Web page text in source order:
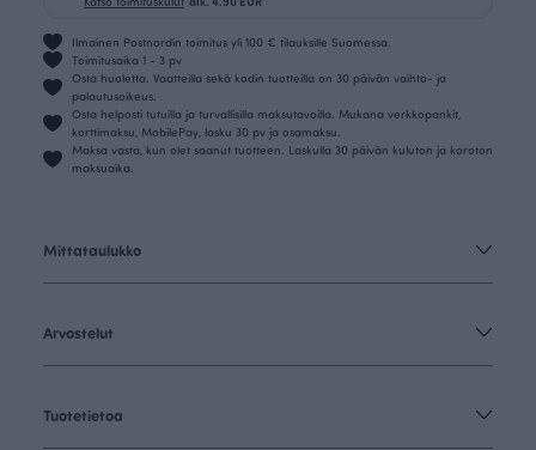
Ilmainen Postnordin toimitus yli 100 € tilauksille Suomessa.
Toimitusaika 1 - 3 pv
Osta huoletta. Vaatteilla sekä kodin tuotteilla on 30 päivän vaihto- ja
palautusoikeus.
Osta helposti tutuilla ja turvallisilla maksutavoilla. Mukana verkkopankit,
korttimaksu, MobilePay, lasku 30 pv ja osamaksu.
Maksa vasta, kun olet saanut tuotteen. Laskulla 30 päivän kuluton ja koroton
maksuaika.
Mittataulukko
Arvostelut
Tuotetietoa